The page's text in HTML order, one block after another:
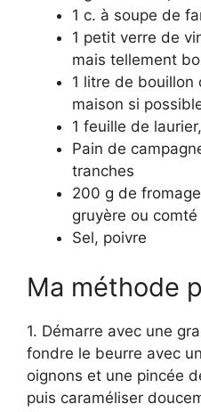
1 c. à soupe de
1 petit verre de
mais tellement
1 litre de bouillon
maison si
1 feuille de
Pain de
tranches
200 g de
gruyère ou comté
Sel, poivre
Ma méthode
1. Démarre avec une
fondre le beurre avec
oignons et une pincée
puis caraméliser